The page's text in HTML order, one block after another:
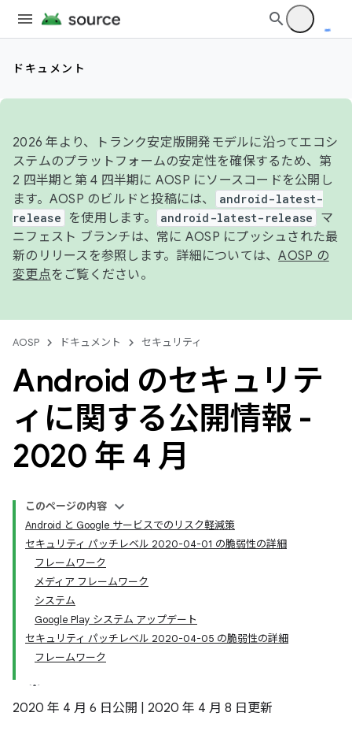
ドキュメント
2026 年より、トランク安定版開発モデルに沿ってエコシ
ステムのプラットフォームの安定性を確保するため、第
2 四半期と第 4 四半期に AOSP にソースコードを公開し
ます。AOSP のビルドと投稿には、
android-latest-
release
を使用します。 android-latest-release
マ
ニフェスト ブランチは、常に AOSP にプッシュされた最
新のリリースを参照します。詳細については、AOSP の
変更点をご覧ください。
AOSP ドキュメント セキュリティ
Android のセキュリテ
ィに関する公開情報 -
2020 年 4 月
このページの内容
Android と Google サービスでのリスク軽減策
セキュリティ パッチレベル 2020-04-01 の脆弱性の詳細
フレームワーク
メディア フレームワーク
システム
Google Play システム アップデート
セキュリティ パッチレベル 2020-04-05 の脆弱性の詳細
フレームワーク
2020 年 4 月 6 日公開 | 2020 年 4 月 8 日更新